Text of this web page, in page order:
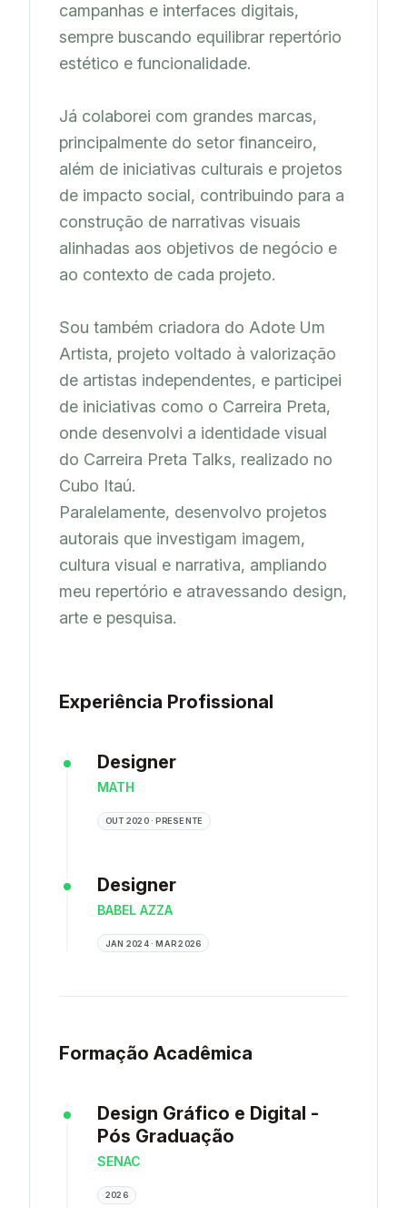
campanhas e interfaces digitais,
sempre buscando equilibrar repertório
estético e funcionalidade.
Já colaborei com grandes marcas,
principalmente do setor financeiro,
além de iniciativas culturais e projetos
de impacto social, contribuindo para a
construção de narrativas visuais
alinhadas aos objetivos de negócio e
ao contexto de cada projeto.
Sou também criadora do Adote Um
Artista, projeto voltado à valorização
de artistas independentes, e participei
de iniciativas como o Carreira Preta,
onde desenvolvi a identidade visual
do Carreira Preta Talks, realizado no
Cubo Itaú.
Paralelamente, desenvolvo projetos
autorais que investigam imagem,
cultura visual e narrativa, ampliando
meu repertório e atravessando design,
arte e pesquisa.
Experiência Profissional
Designer
MATH
OUT 2020 · PRESENTE
Designer
BABEL AZZA
JAN 2024 · MAR 2026
Formação Acadêmica
Design Gráfico e Digital -
Pós Graduação
SENAC
2026